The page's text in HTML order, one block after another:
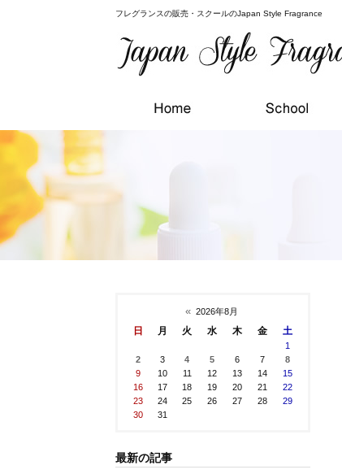
フレグランスの販売・スクールのJapan Style Fragrance
« 2026年8月
日 月 火 水 木 金 土
1
2
3 4 5 6 7
8
9
10 11 12 13 14
15
16
17 18 19 20 21
22
23
24 25 26 27 28
29
30
31
最新の記事